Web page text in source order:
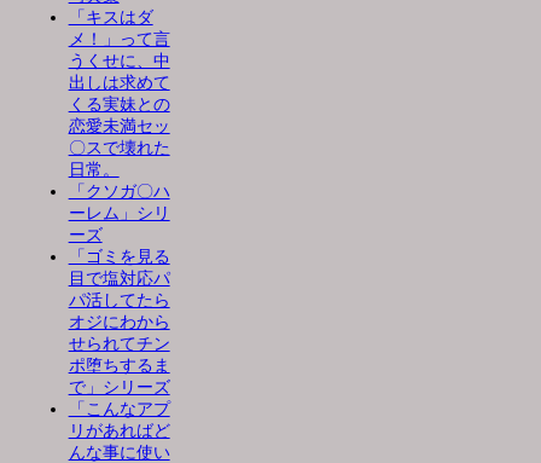
「キスはダ
メ！」って言
うくせに、中
出しは求めて
くる実妹との
恋愛未満セッ
〇スで壊れた
日常。
「クソガ〇ハ
ーレム」シリ
ーズ
「ゴミを見る
目で塩対応パ
パ活してたら
オジにわから
せられてチン
ポ堕ちするま
で」シリーズ
「こんなアプ
リがあればど
んな事に使い